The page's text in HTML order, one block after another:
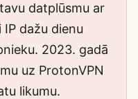
datplūsmu ar
dažu dienu
2023. gadā
uz ProtonVPN
likumu.